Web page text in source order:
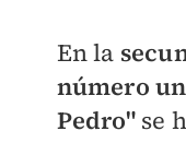
En la
número
Pedro"se